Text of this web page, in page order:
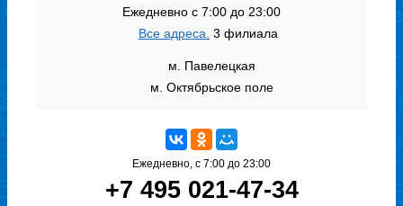
Ежедневно с 7:00 до 23:00
Все адреса. 3 филиала
м. Павелецкая
м. Октябрьское поле
Ежедневно, с 7:00 до 23:00
+7 495 021-47-34